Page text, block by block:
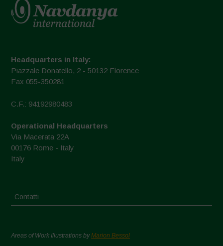
Headquarters in Italy:
Piazzale Donatello, 2 - 50132 Florence
Fax 055-350281
C.F.: 94192980483
Operational Headquarters
Via Macerata 22A
00176 Rome - Italy
Italy
Contatti
Areas of Work Illustrations byMarion Bessol